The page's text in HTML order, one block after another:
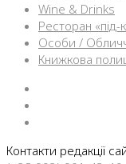
Wine & Drinks
Ресторан «під-
Особи /
Книжкова
Контакти редакції